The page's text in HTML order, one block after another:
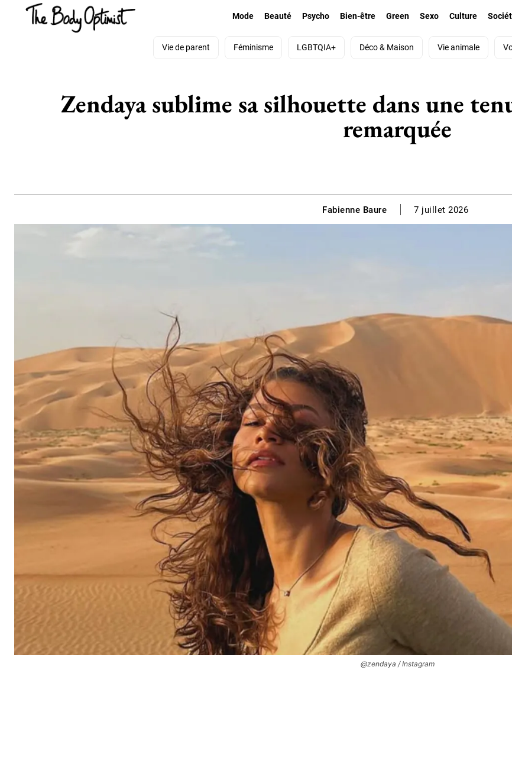
Mode Beauté Psycho Bien-être Green Sexo Culture
Vie de parent Féminisme LGBTQIA+ Déco & Maison Vie animale
Zendaya sublime sa silhouette dans une
remarquée
Fabienne Baure 7 juillet 2026
@zendaya / Instagram